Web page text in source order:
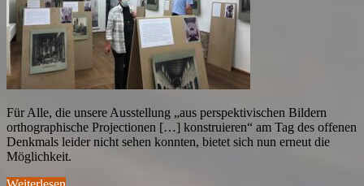
Für Alle, die unsere Ausstellung „aus perspektivischen Bildern
orthographische Projectionen […] konstruieren“ am Tag des offenen
Denkmals leider nicht sehen konnten, bietet sich nun erneut die
Möglichkeit.